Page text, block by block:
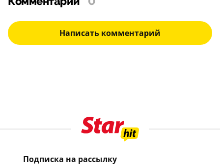
Написать комментарий
Подписка на рассылку